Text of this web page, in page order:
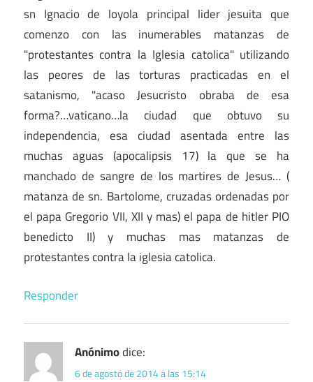
sn Ignacio de loyola principal lider jesuita que
comenzo con las inumerables matanzas de
"protestantes contra la Iglesia catolica" utilizando
las peores de las torturas practicadas en el
satanismo, "acaso Jesucristo obraba de esa
forma?…vaticano…la ciudad que obtuvo su
independencia, esa ciudad asentada entre las
muchas aguas (apocalipsis 17) la que se ha
manchado de sangre de los martires de Jesus… (
matanza de sn. Bartolome, cruzadas ordenadas por
el papa Gregorio VII, XII y mas) el papa de hitler PIO
benedicto II) y muchas mas matanzas de
protestantes contra la iglesia catolica.
Responder
Anónimodice:
6 de agosto de 2014 a las 15:14